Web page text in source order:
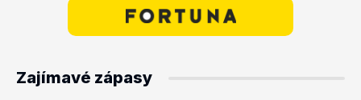
Zajímavé zápasy